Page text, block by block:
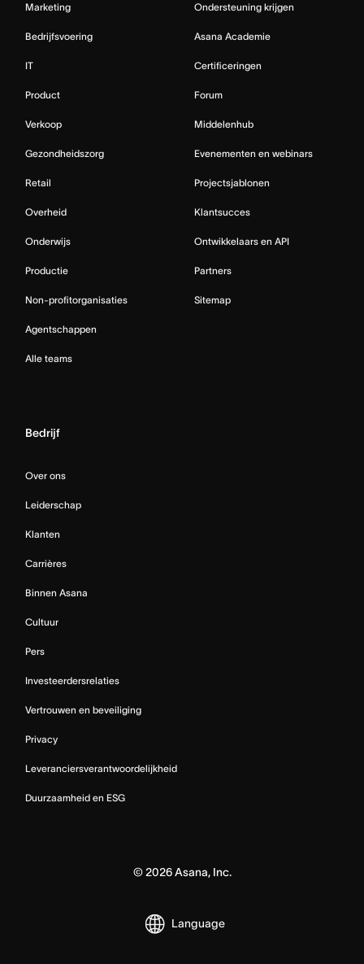
Marketing
Bedrijfsvoering
IT
Product
Verkoop
Gezondheidszorg
Retail
Overheid
Onderwijs
Productie
Non-profitorganisaties
Agentschappen
Alle teams
Ondersteuning krijgen
Asana Academie
Certificeringen
Forum
Middelenhub
Evenementen en webinars
Projectsjablonen
Klantsucces
Ontwikkelaars en API
Partners
Sitemap
Bedrijf
Over ons
Leiderschap
Klanten
Carrières
Binnen Asana
Cultuur
Pers
Investeerdersrelaties
Vertrouwen en beveiliging
Privacy
Leveranciersverantwoordelijkheid
Duurzaamheid en ESG
©2026Asana, Inc.
Language